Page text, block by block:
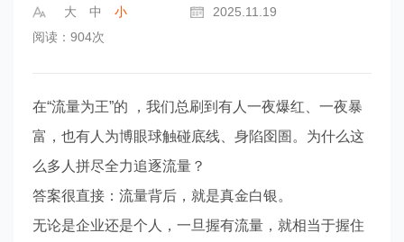
大 中 小
2025.11.19
阅读：904次
在“流量为王”的 ，我们总刷到有人一夜爆红、一夜暴
富，也有人为博眼球触碰底线、身陷囹圄。为什么这
么多人拼尽全力追逐流量？
答案很直接：流量背后，就是真金白银。
无论是企业还是个人，一旦握有流量，就相当于握住